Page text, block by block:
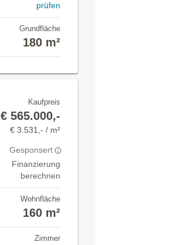
prüfen
Grundfläche
180 m²
Kaufpreis
€ 565.000,-
€ 3.531,- / m²
Gesponsert
Finanzierung
berechnen
Wohnfläche
160 m²
Zimmer